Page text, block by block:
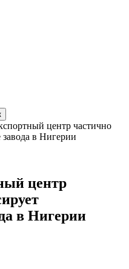
центр частично
в Нигерии
центр
в Нигерии